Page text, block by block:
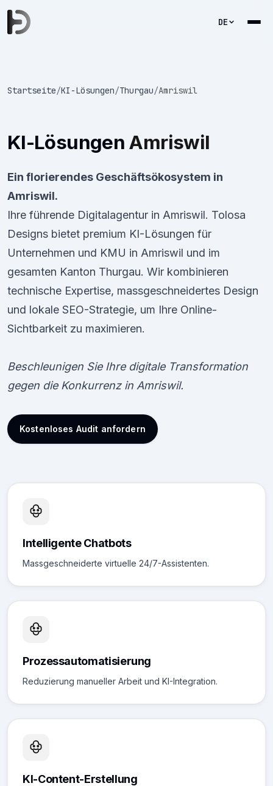
DE
Startseite/KI-Lösungen/Thurgau/Amriswil
KI-Lösungen Amriswil
Ein florierendes Geschäftsökosystem in
Amriswil.
Ihre führende Digitalagentur in Amriswil. Tolosa
Designs bietet premium KI-Lösungen für
Unternehmen und KMU in Amriswil und im
gesamten Kanton Thurgau. Wir kombinieren
technische Expertise, massgeschneidertes Design
und lokale SEO-Strategie, um Ihre Online-
Sichtbarkeit zu maximieren.
Beschleunigen Sie Ihre digitale Transformation
gegen die Konkurrenz in Amriswil.
Kostenloses Audit anfordern
Intelligente Chatbots
Massgeschneiderte virtuelle 24/7-Assistenten.
Prozessautomatisierung
Reduzierung manueller Arbeit und KI-Integration.
KI-Content-Erstellung